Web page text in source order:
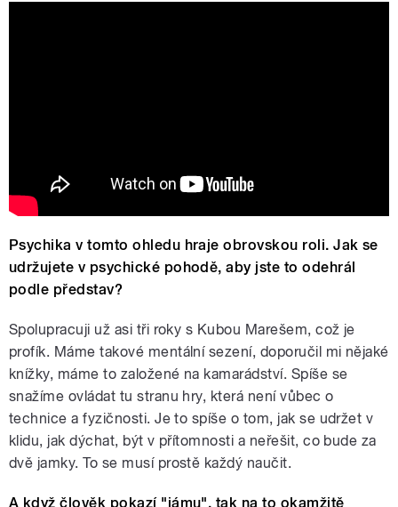
Psychika v tomto ohledu hraje obrovskou roli. Jak se
udržujete v psychické pohodě, aby jste to odehrál
podle představ?
Spolupracuji už asi tři roky s Kubou Marešem, což je
profík. Máme takové mentální sezení, doporučil mi nějaké
knížky, máme to založené na kamarádství. Spíše se
snažíme ovládat tu stranu hry, která není vůbec o
technice a fyzičnosti. Je to spíše o tom, jak se udržet v
klidu, jak dýchat, být v přítomnosti a neřešit, co bude za
dvě jamky. To se musí prostě každý naučit.
A když člověk pokazí "jámu", tak na to okamžitě